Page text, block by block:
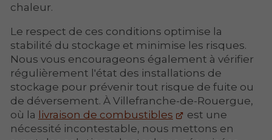
chaleur.
Le respect de ces conditions optimise la
stabilité du stockage et minimise les risques.
Nous vous encourageons également à vérifier
régulièrement l'état des installations de
stockage pour prévenir tout risque de fuite ou
de déversement. À Villefranche-de-Rouergue,
où la livraison de combustibles
est une
nécessité incontestable, nous mettons en